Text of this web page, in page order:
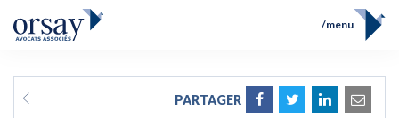
FR
menu
Expertises
PARTAGER